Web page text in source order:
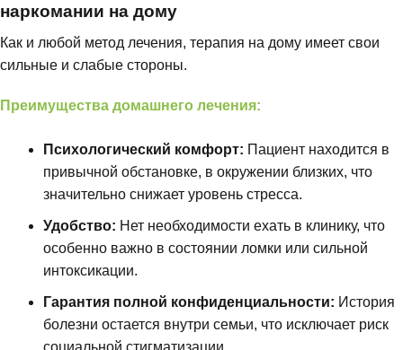
наркомании на дому
Как и любой метод лечения, терапия на дому имеет свои
сильные и слабые стороны.
Преимущества домашнего лечения:
Психологический комфорт: Пациент находится в
привычной обстановке, в окружении близких, что
значительно снижает уровень стресса.
Удобство: Нет необходимости ехать в клинику, что
особенно важно в состоянии ломки или сильной
интоксикации.
Гарантия полной конфиденциальности: История
болезни остается внутри семьи, что исключает риск
социальной стигматизации.